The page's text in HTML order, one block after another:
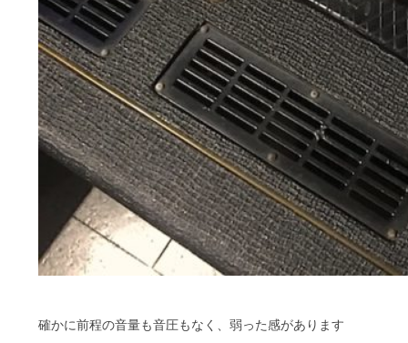
確かに前程の音量も音圧もなく、弱った感があります